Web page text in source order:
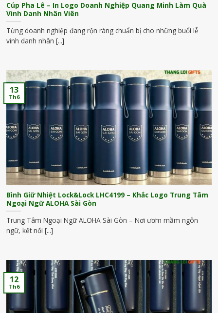
Cúp Pha Lê – In Logo Doanh Nghiệp Quang Minh Làm Quà
Vinh Danh Nhân Viên
Từng doanh nghiệp đang rộn ràng chuẩn bị cho những buổi lễ
vinh danh nhân [...]
Bình Giữ Nhiệt Lock&Lock LHC4199 – Khắc Logo Trung Tâm
Ngoại Ngữ ALOHA Sài Gòn
Trung Tâm Ngoại Ngữ ALOHA Sài Gòn – Nơi ươm mầm ngôn
ngữ, kết nối [...]
13
Th6
12
Th6